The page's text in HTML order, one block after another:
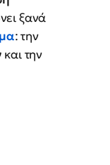
ξανά
: την
και την